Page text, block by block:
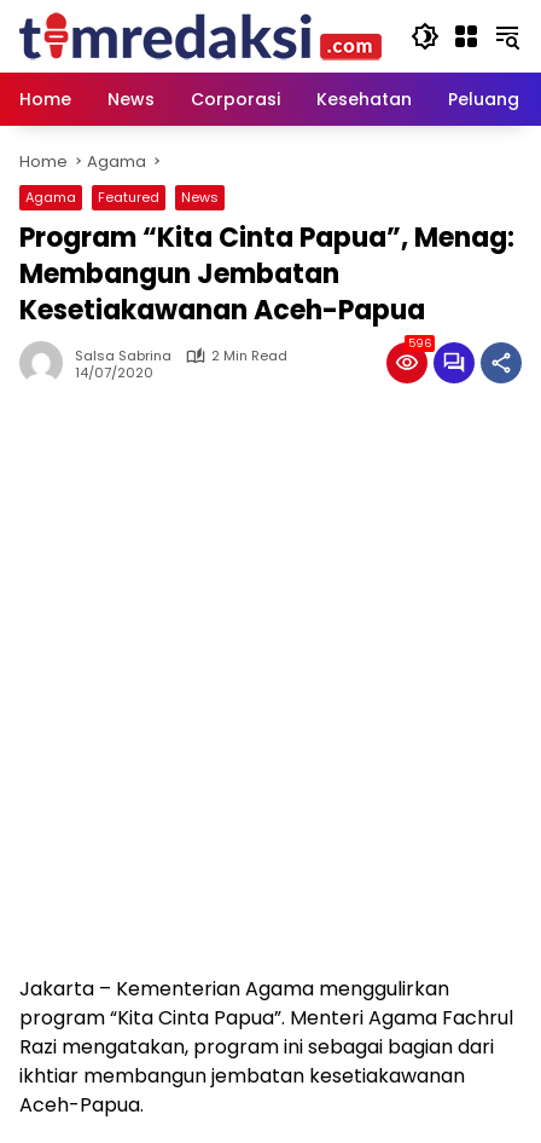
content
Home
News Corporasi Kesehatan Peluang
Home Agama
Agama Featured News
Program “Kita Cinta Papua”, Menag:
Membangun Jembatan
Kesetiakawanan Aceh-Papua
Salsa Sabrina
2 Min Read
14/07/2020
596
Jakarta – Kementerian Agama menggulirkan
program “Kita Cinta Papua”. Menteri Agama Fachrul
Razi mengatakan, program ini sebagai bagian dari
ikhtiar membangun jembatan kesetiakawanan
Aceh-Papua.